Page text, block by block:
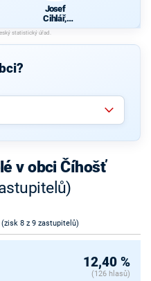
Josef
Cihlář,
nezávislý
kandidát
v obci Číhošť
(zisk 8 z 9 zastupitelů)
12,40 %
(126 hlasů)